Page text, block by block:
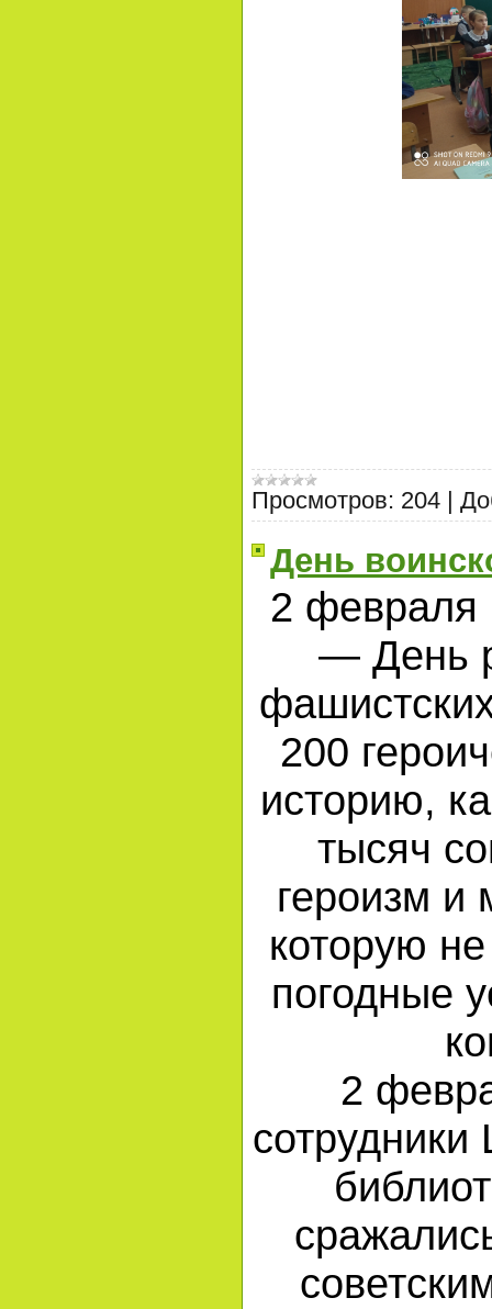
Просмотров: 204
День
2 февраля
— День
200
историю,
тысяч
героизм и
которую
погодные
2